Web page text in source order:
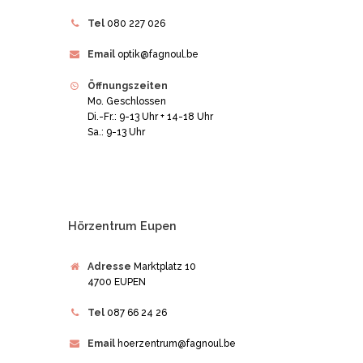
Tel 080 227 026
Email optik@fagnoul.be
Öffnungszeiten
Mo. Geschlossen
Di.-Fr.: 9-13 Uhr + 14-18 Uhr
Sa.: 9-13 Uhr
Hörzentrum Eupen
Adresse Marktplatz 10
4700 EUPEN
Tel 087 66 24 26
Email hoerzentrum@fagnoul.be